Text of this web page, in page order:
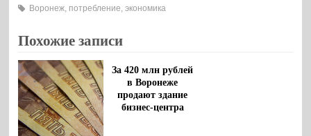
Воронеж, потребление,экономика
Похожие записи
За 420 млн рублей
в Воронеже
продают здание
бизнес-центра